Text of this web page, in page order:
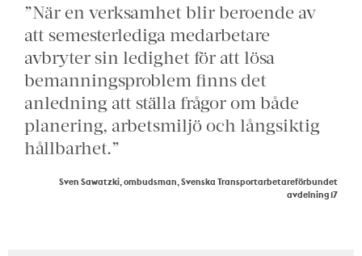
”När en verksamhet blir beroende av
att semesterlediga medarbetare
avbryter sin ledighet för att lösa
bemanningsproblem finns det
anledning att ställa frågor om både
planering, arbetsmiljö och långsiktig
hållbarhet.”
Sven Sawatzki, ombudsman, Svenska Transportarbetareförbundet
avdelning 17